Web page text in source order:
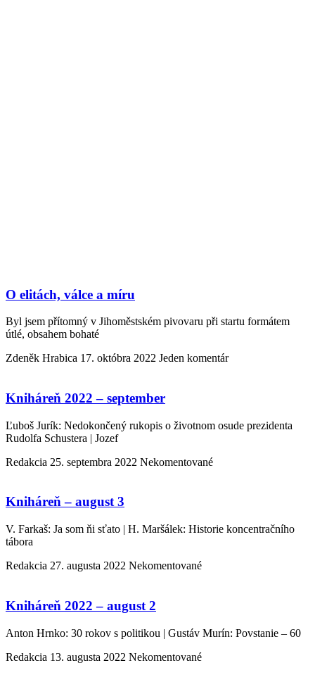
O elitách, válce a míru
Byl jsem přítomný v Jihoměstském pivovaru při startu formátem
útlé, obsahem bohaté
Zdeněk Hrabica 17. októbra 2022 Jeden komentár
Kniháreň 2022 – september
Ľuboš Jurík: Nedokončený rukopis o životnom osude prezidenta
Rudolfa Schustera | Jozef
Redakcia 25. septembra 2022 Nekomentované
Kniháreň – august 3
V. Farkaš: Ja som ňi sťato | H. Maršálek: Historie koncentračního
tábora
Redakcia 27. augusta 2022 Nekomentované
Kniháreň 2022 – august 2
Anton Hrnko: 30 rokov s politikou | Gustáv Murín: Povstanie – 60
Redakcia 13. augusta 2022 Nekomentované